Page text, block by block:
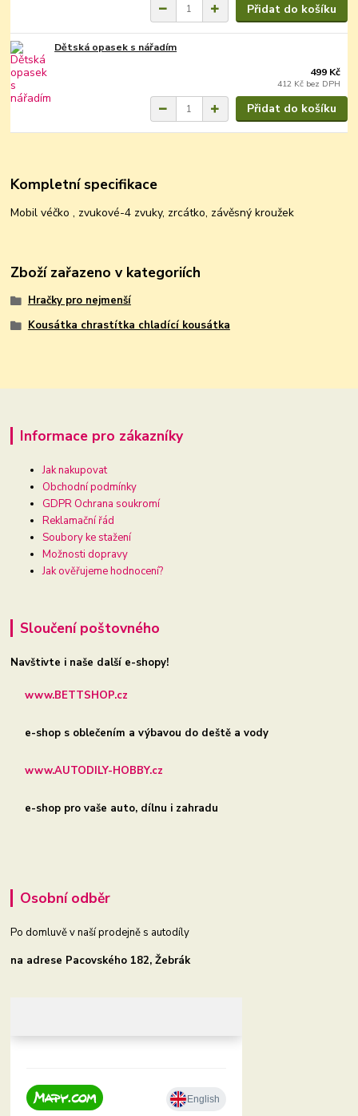
Přidat do košíku
Dětská opasek s nářadím
499 Kč
412 Kč bez DPH
Přidat do košíku
Kompletní specifikace
Mobil véčko , zvukové-4 zvuky, zrcátko, závěsný kroužek
Zboží zařazeno v kategoriích
Hračky pro nejmenší
Kousátka chrastítka chladící kousátka
Informace pro zákazníky
Jak nakupovat
Obchodní podmínky
GDPR Ochrana soukromí
Reklamační řád
Soubory ke stažení
Možnosti dopravy
Jak ověřujeme hodnocení?
Sloučení poštovného
Navštivte i naše další e-shopy!
www.BETTSHOP.cz
e-shop s oblečením a výbavou do deště a vody
www.AUTODILY-HOBBY.cz
e-shop pro vaše auto, dílnu i zahradu
Osobní odběr
Po domluvě v naší prodejně s autodíly
na adrese Pacovského 182, Žebrák